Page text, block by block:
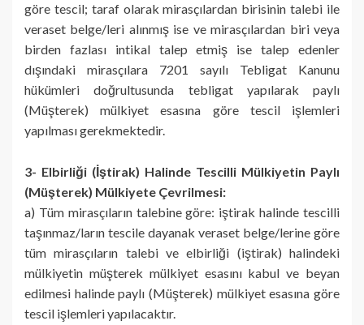
göre tescil; taraf olarak mirasçılardan birisinin talebi ile
veraset belge/leri alınmış ise ve mirasçılardan biri veya
birden fazlası intikal talep etmiş ise talep edenler
dışındaki mirasçılara 7201 sayılı Tebligat Kanunu
hükümleri doğrultusunda tebligat yapılarak paylı
(Müşterek) mülkiyet esasına göre tescil işlemleri
yapılması gerekmektedir.
3- Elbirliği (İştirak) Halinde Tescilli Mülkiyetin Paylı
(Müşterek) Mülkiyete Çevrilmesi:
a) Tüm mirasçıların talebine göre: iştirak halinde tescilli
taşınmaz/ların tescile dayanak veraset belge/lerine göre
tüm mirasçıların talebi ve elbirliği (iştirak) halindeki
mülkiyetin müşterek mülkiyet esasını kabul ve beyan
edilmesi halinde paylı (Müşterek) mülkiyet esasına göre
tescil işlemleri yapılacaktır.